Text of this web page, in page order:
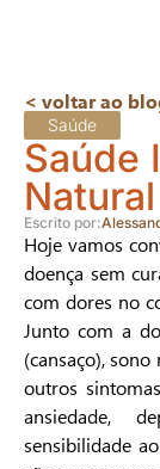
< voltar ao
Saúde
Saúde
Natural
Escrito por:
Hoje vamos
doença sem
com dores no
Junto com a
(cansaço),
outros
ansiedade,
sensibilidade